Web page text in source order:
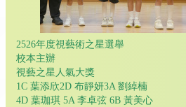
2526年度視藝術之星選舉
校本主辦
視藝之星人氣大獎
1C 葉添欣2D 布靜妍3A 劉綽楠
4D 葉珈琪 5A 李卓弦 6B 黃美心